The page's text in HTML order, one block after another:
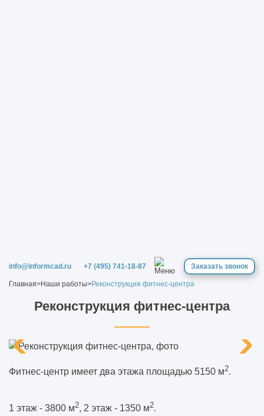
info@informcad.ru +7 (495) 741-18-87 Заказать звонок
Главная>Наши работы>Реконструкция фитнес-центра
Реконструкция фитнес-центра
Фитнес-центр имеет два этажа площадью 5150 м2.
1 этаж - 3800 м2, 2 этаж - 1350 м2.